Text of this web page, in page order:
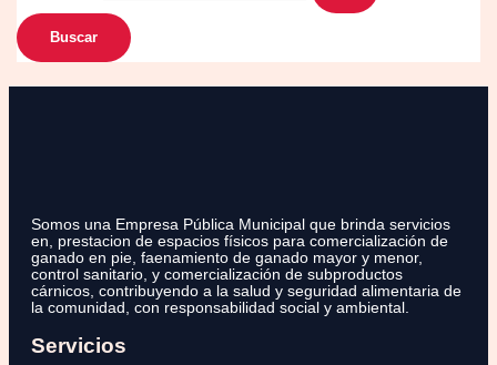
Somos una Empresa Pública Municipal que brinda servicios
en, prestacion de espacios físicos para comercialización de
ganado en pie, faenamiento de ganado mayor y menor,
control sanitario, y comercialización de subproductos
cárnicos, contribuyendo a la salud y seguridad alimentaria de
la comunidad, con responsabilidad social y ambiental.
Servicios